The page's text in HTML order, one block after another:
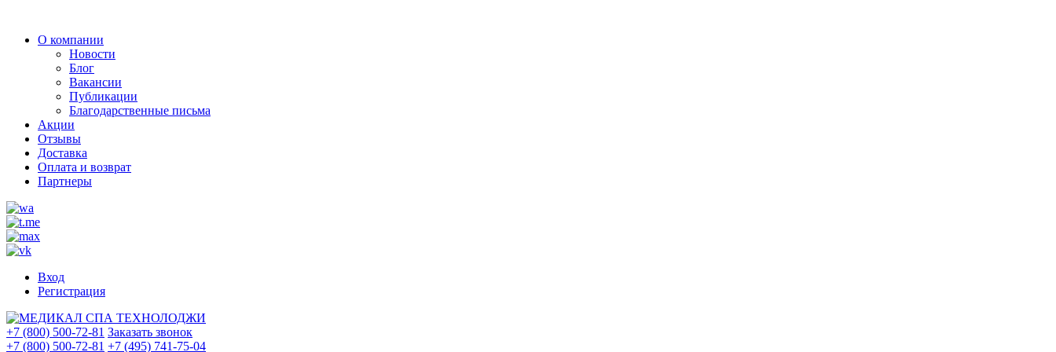
О компании
Новости
Блог
Вакансии
Публикации
Благодарственные письма
Акции
Отзывы
Доставка
Оплата и возврат
Партнеры
Вход
Регистрация
+7 (800) 500-72-81 Заказать звонок
+7 (800) 500-72-81 +7 (495) 741-75-04